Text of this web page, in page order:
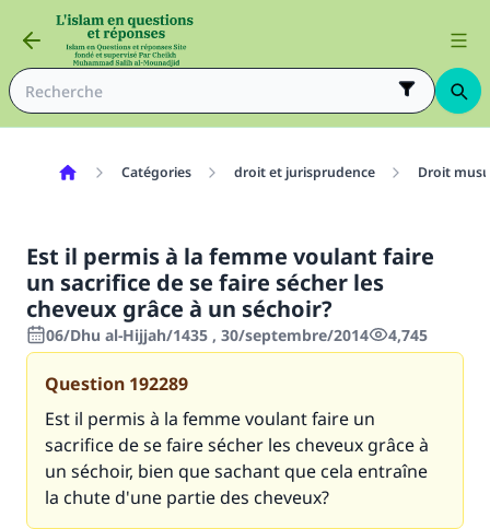
Catégories droit et jurisprudence Droit
Est il permis à la femme voulant faire
un sacrifice de se faire sécher les
cheveux grâce à un séchoir?
06/Dhu al-Hijjah/1435 , 30/septembre/2014 4,745
Question 192289
Est il permis à la femme voulant faire un
sacrifice de se faire sécher les cheveux grâce à
un séchoir, bien que sachant que cela entraîne
la chute d'une partie des cheveux?